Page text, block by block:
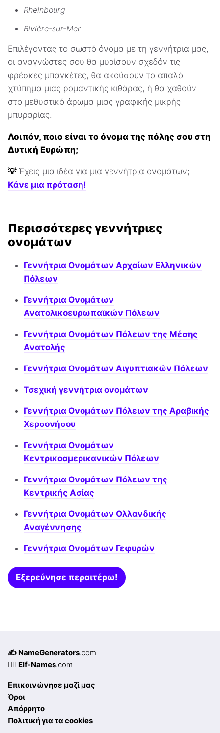
Rheinbourg
Rivière-sur-Mer
Επιλέγοντας το σωστό όνομα με τη γεννήτρια μας,
οι αναγνώστες σου θα μυρίσουν σχεδόν τις
φρέσκες μπαγκέτες, θα ακούσουν το απαλό
χτύπημα μιας ρομαντικής κιθάρας, ή θα χαθούν
στο μεθυστικό άρωμα μιας γραφικής μικρής
μπυραρίας.
Λοιπόν, ποιο είναι το όνομα της πόλης σου στη
Δυτική Ευρώπη;
💡 Έχεις μια ιδέα για μια γεννήτρια ονομάτων;
Κάνε μια πρόταση!
Περισσότερες γεννήτριες
ονομάτων
Γεννήτρια Ονομάτων Αρχαίων Ελληνικών
Πόλεων
Γεννήτρια Ονομάτων
Ανατολικοευρωπαϊκών Πόλεων
Γεννήτρια Ονομάτων Πόλεων της Μέσης
Ανατολής
Γεννήτρια Ονομάτων Αιγυπτιακών Πόλεων
Τσεχική γεννήτρια ονομάτων
Γεννήτρια Ονομάτων Πόλεων της Αραβικής
Χερσονήσου
Γεννήτρια Ονομάτων
Κεντρικοαμερικανικών Πόλεων
Γεννήτρια Ονομάτων Πόλεων της
Κεντρικής Ασίας
Γεννήτρια Ονομάτων Ολλανδικής
Αναγέννησης
Γεννήτρια Ονομάτων Γεφυρών
Εξερεύνησε περαιτέρω!
✍️ NameGenerators.com
🧝‍♀️ Elf-Names.com
Επικοινώνησε μαζί μας
Όροι
Απόρρητο
Πολιτική για τα cookies